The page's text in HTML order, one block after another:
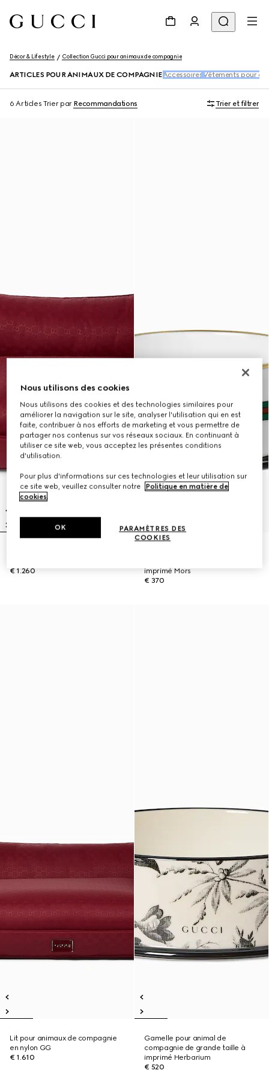
Décor & Lifestyle Collection Gucci pour animaux de compagnie
ARTICLES POUR ANIMAUX DE COMPAGNIE Accessoires Vêtements pour
6 Articles Trier par Recommandations Trier et filtrer
€ 1.260
imprimé Mors
€ 370
Lit pour animaux de compagnie
en nylon GG
€ 1.610
Gamelle pour animal de
compagnie de grande taille à
imprimé Herbarium
€ 520
Nous utilisons des cookies
Nous utilisons des cookies et des technologies similaires pour
améliorer la navigation sur le site, analyser l'utilisation qui en est
faite, contribuer à nos efforts de marketing et vous permettre de
partager nos contenus sur vos réseaux sociaux. En continuant à
utiliser ce site web, vous acceptez les présentes conditions
d'utilisation.
Pour plus d'informations sur ces technologies et leur utilisation sur
ce site web, veuillez consulter notre
Politique en matière de
cookies.
PARAMÈTRES DES
COOKIES
OK